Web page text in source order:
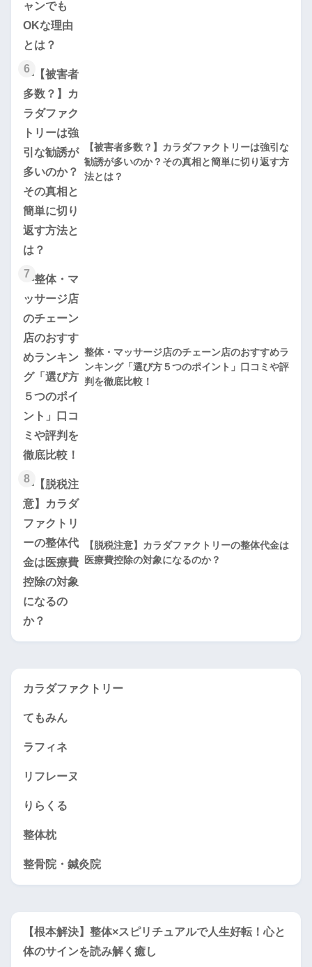
6
【被害者多数？】カラダファクトリーは強引な
勧誘が多いのか？その真相と簡単に切り返す方
法とは？
7
整体・マッサージ店のチェーン店のおすすめラ
ンキング「選び方５つのポイント」口コミや評
判を徹底比較！
8
【脱税注意】カラダファクトリーの整体代金は
医療費控除の対象になるのか？
カラダファクトリー
てもみん
ラフィネ
リフレーヌ
りらくる
整体枕
整骨院・鍼灸院
【根本解決】整体×スピリチュアルで人生好転！心と
体のサインを読み解く癒し